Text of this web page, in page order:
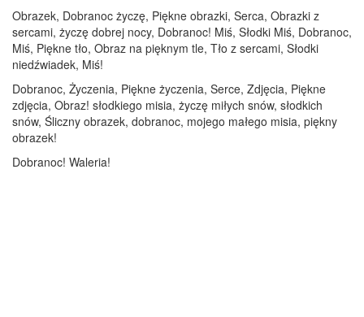
Obrazek, Dobranoc życzę, Piękne obrazki, Serca, Obrazki z
sercami, życzę dobrej nocy, Dobranoc! Miś, Słodki Miś, Dobranoc,
Miś, Piękne tło, Obraz na pięknym tle, Tło z sercami, Słodki
niedźwiadek, Miś!
Dobranoc, Życzenia, Piękne życzenia, Serce, Zdjęcia, Piękne
zdjęcia, Obraz! słodkiego misia, życzę miłych snów, słodkich
snów, Śliczny obrazek, dobranoc, mojego małego misia, piękny
obrazek!
Dobranoc! Waleria!